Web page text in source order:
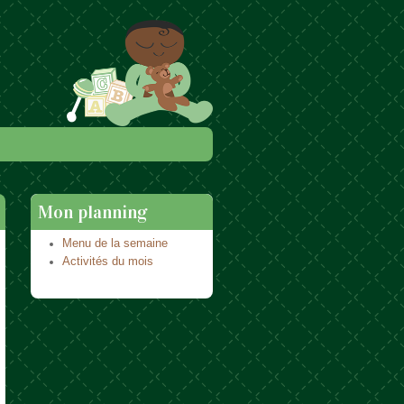
Mon planning
Menu de la semaine
Activités du mois